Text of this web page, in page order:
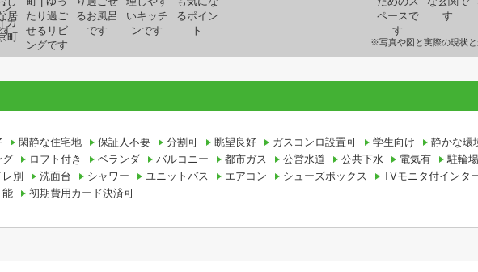
※写真や図と実際の現状
閑静な住宅地 保証人不要 分割可 眺望良好 ガスコンロ設置可 学生向け
静かな環
グ
ロフト付き ベランダ バルコニー 都市ガス 公営水道 公共下水 電気有
駐輪場
別
洗面台 シャワー ユニットバス エアコン シューズボックス
TVモニタ付インタ
能
初期費用カード決済可